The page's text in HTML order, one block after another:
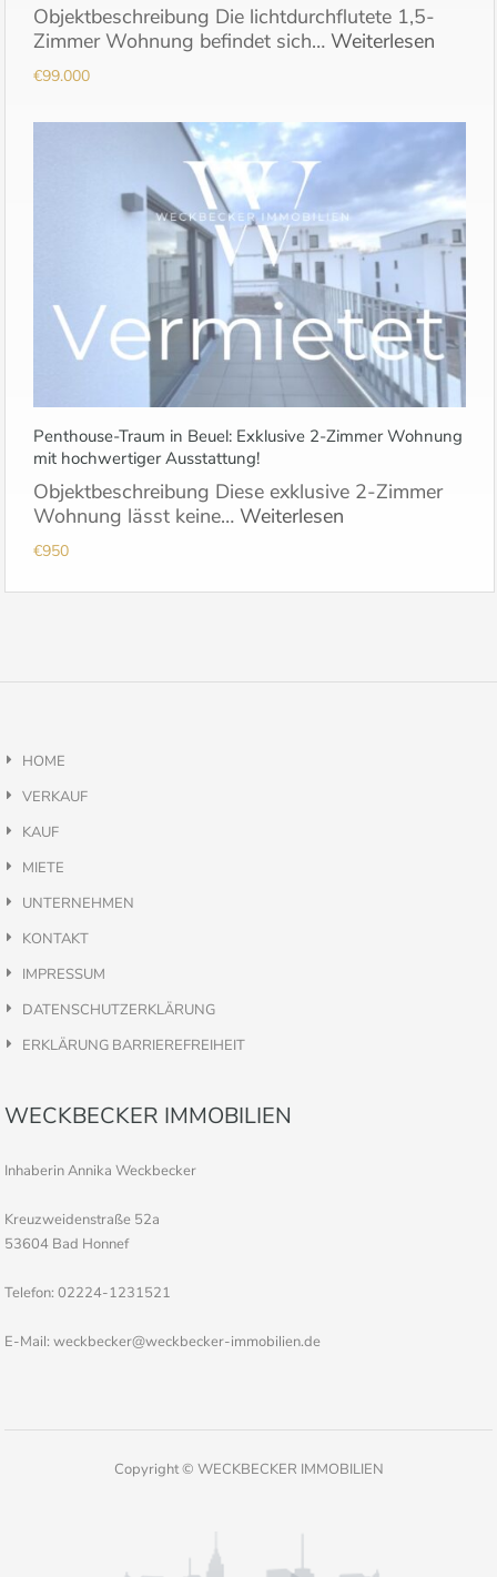
Objektbeschreibung Die lichtdurchflutete 1,5-
Zimmer Wohnung befindet sich… Weiterlesen
€99.000
Penthouse-Traum in Beuel: Exklusive 2-Zimmer Wohnung
mit hochwertiger Ausstattung!
Objektbeschreibung Diese exklusive 2-Zimmer
Wohnung lässt keine… Weiterlesen
€950
HOME
VERKAUF
KAUF
MIETE
UNTERNEHMEN
KONTAKT
IMPRESSUM
DATENSCHUTZERKLÄRUNG
ERKLÄRUNG BARRIEREFREIHEIT
WECKBECKER IMMOBILIEN
Inhaberin Annika Weckbecker
Kreuzweidenstraße 52a
53604 Bad Honnef
Telefon: 02224-1231521
E-Mail: weckbecker@weckbecker-immobilien.de
Copyright © WECKBECKER IMMOBILIEN